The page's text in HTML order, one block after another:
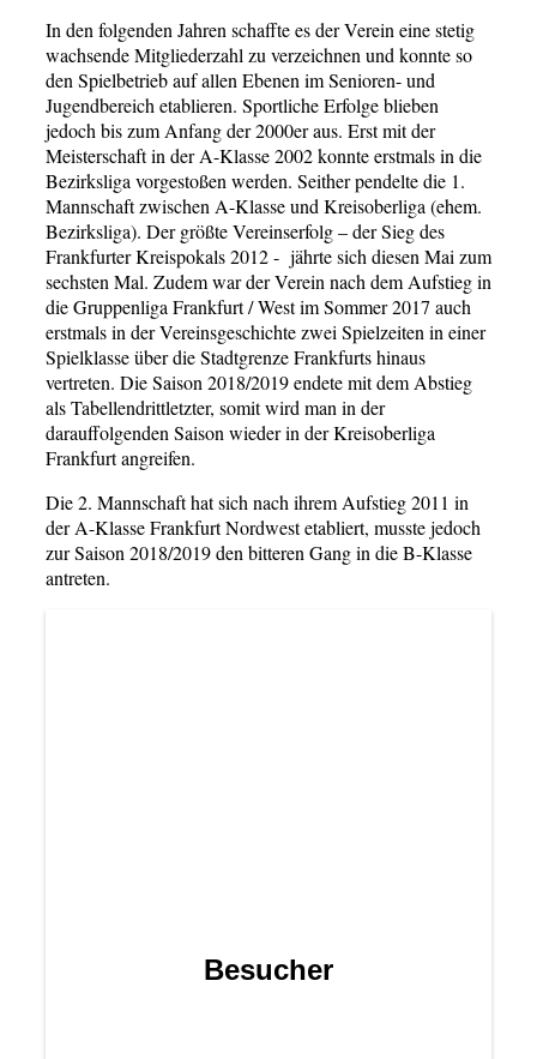
In den folgenden Jahren schaffte es der Verein eine stetig
wachsende Mitgliederzahl zu verzeichnen und konnte so
den Spielbetrieb auf allen Ebenen im Senioren- und
Jugendbereich etablieren. Sportliche Erfolge blieben
jedoch bis zum Anfang der 2000er aus. Erst mit der
Meisterschaft in der A-Klasse 2002 konnte erstmals in die
Bezirksliga vorgestoßen werden. Seither pendelte die 1.
Mannschaft zwischen A-Klasse und Kreisoberliga (ehem.
Bezirksliga). Der größte Vereinserfolg – der Sieg des
Frankfurter Kreispokals 2012 - jährte sich diesen Mai zum
sechsten Mal. Zudem war der Verein nach dem Aufstieg in
die Gruppenliga Frankfurt / West im Sommer 2017 auch
erstmals in der Vereinsgeschichte zwei Spielzeiten in einer
Spielklasse über die Stadtgrenze Frankfurts hinaus
vertreten. Die Saison 2018/2019 endete mit dem Abstieg
als Tabellendrittletzter, somit wird man in der
darauffolgenden Saison wieder in der Kreisoberliga
Frankfurt angreifen.
Die 2. Mannschaft hat sich nach ihrem Aufstieg 2011 in
der A-Klasse Frankfurt Nordwest etabliert, musste jedoch
zur Saison 2018/2019 den bitteren Gang in die B-Klasse
antreten.
Besucher